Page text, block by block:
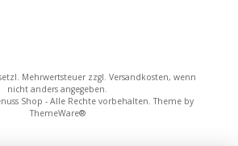
Mehrwertsteuer zzgl. Versandkosten, wenn
nicht anders angegeben.
Shop - Alle Rechte vorbehalten. Theme by
ThemeWare®